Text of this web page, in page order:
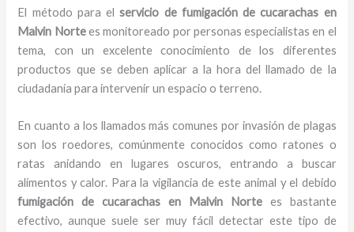
El método para elservicio de fumigación de cucarachas en
Malvin Nortees monitoreado por personas especialistas en el
tema, con un excelente conocimiento de los diferentes
productos que se deben aplicar a la hora del llamado de la
ciudadanía para intervenir un espacio o terreno.
En cuanto a los llamados más comunes por invasión de plagas
son los roedores, comúnmente conocidos como ratones o
ratas anidando en lugares oscuros, entrando a buscar
alimentos y calor. Para la vigilancia de este animal y el debido
fumigación de cucarachas en Malvin Norte es bastante
efectivo, aunque suele ser muy fácil detectar este tipo de